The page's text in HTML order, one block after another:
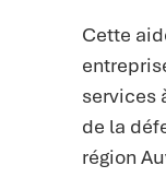
Cette
services
de la
région